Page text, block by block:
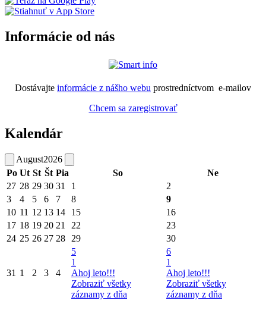
Informácie od nás
Dostávajte informácie z nášho webu prostredníctvom e-mailov
Chcem sa zaregistrovať
Kalendár
August2026
Po Ut St Št Pia So
Ne
27 28 29 30 31 1
2
3
4 5 6 7 8
9
10 11 12 13 14 15
16
17 18 19 20 21 22
23
24 25 26 27 28 29 30
31 1 2 3 4
5
1
Ahoj leto!!!
Zobraziť všetky
záznamy z dňa
6
1
Ahoj leto!!!
Zobraziť všetky
záznamy z dňa